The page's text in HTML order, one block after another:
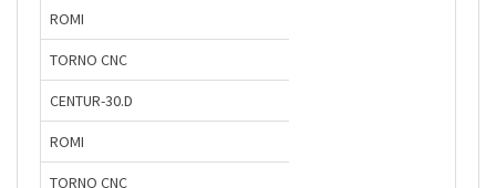
ROMI
TORNO CNC
CENTUR-30.D
ROMI
TORNO CNC